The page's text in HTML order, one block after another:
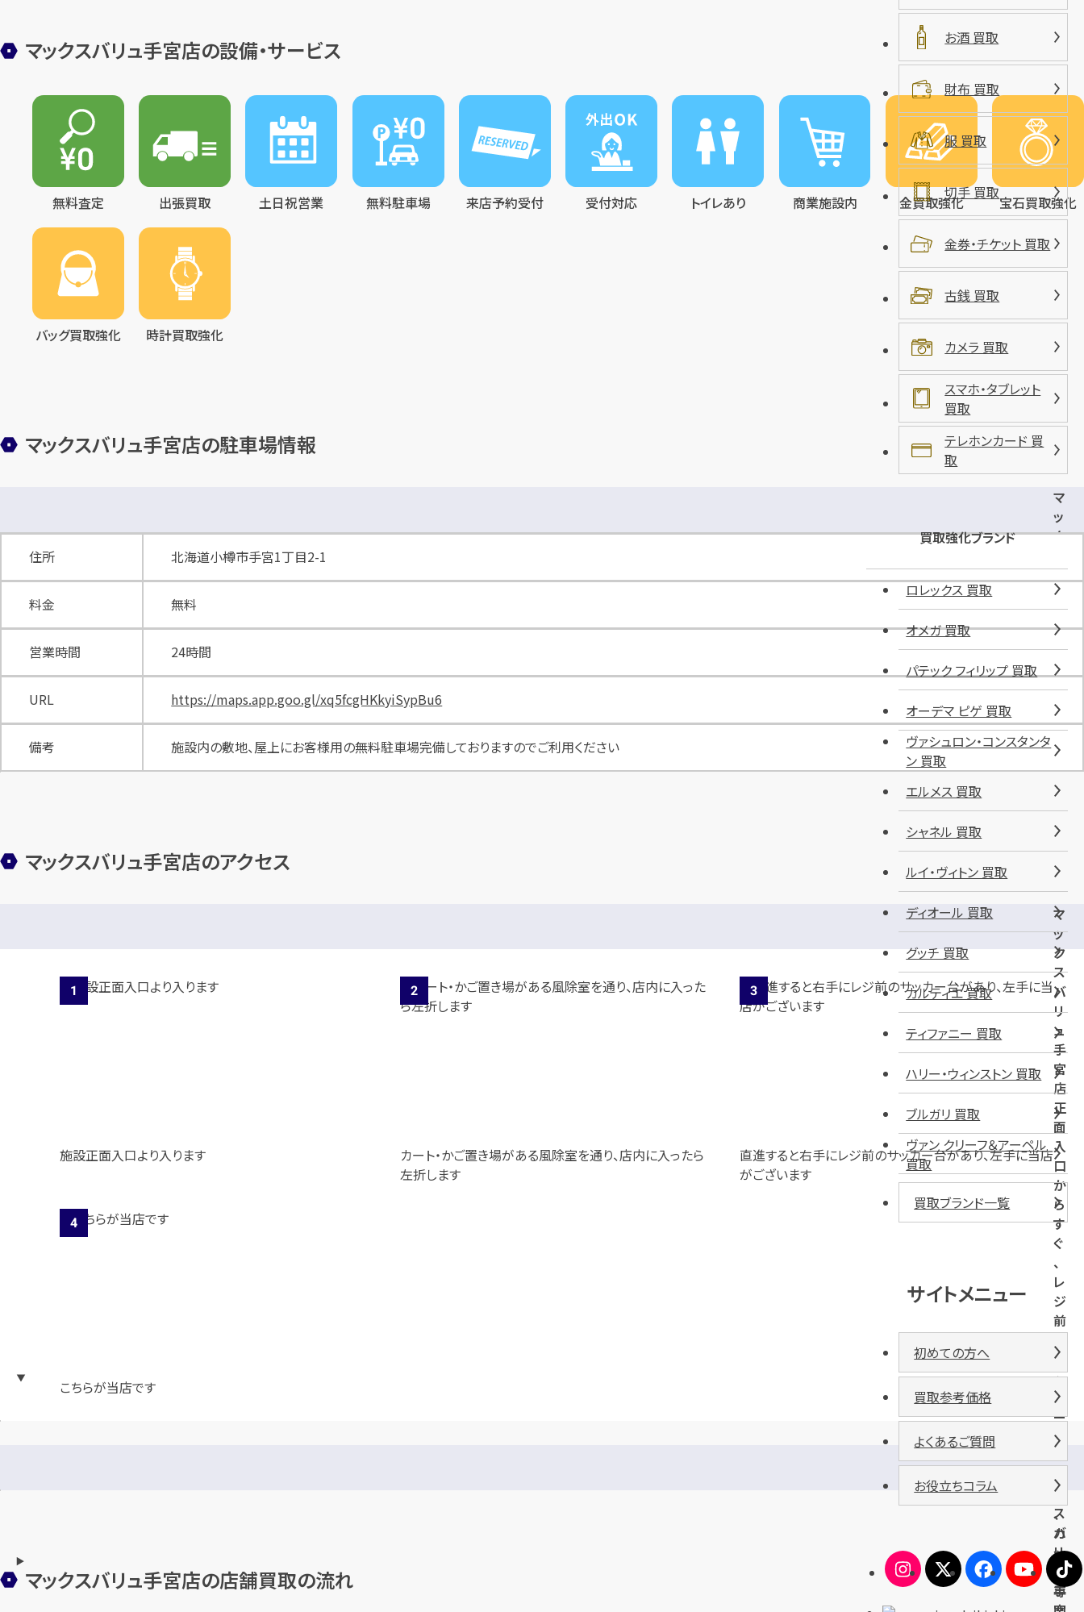
マックスバリュ手宮店の設備・サービス
無料査定 出張買取 土日祝営業 無料駐車場 来店予約受付 受付対応 トイレあり 商業施設内 金買取強化 宝石買取強化
バッグ買取強化 時計買取強化
マックスバリュ手宮店の駐車場情報
マ
ッ
ク
バ
リ
ュ
手
宮
駐
車
場
住所 北海道小樽市手宮1丁目2-1
料金 無料
営業時間 24時間
URL https://maps.app.goo.gl/xq5fcgHKkyiSypBu6
備考 施設内の敷地、屋上にお客様用の無料駐車場完備しておりますのでご利用ください
マックスバリュ手宮店のアクセス
マ
ッ
ク
ス
バ
リ
ュ
手
宮
店
正
面
入
口
か
ら
す
ぐ
、
レ
ジ
前
の
サ
ッ
カ
ー
台
の
正
面
、
カ
ッ
ト
専
施設正面入口より入ります
カート・かご置き場がある風除室を通り、店内に入ったら
左折します
直進すると右手にレジ前のサッカー台があり、左手に当店
がございます
こちらが当店です
ッ
ク
ス
バ
リ
ュ
手
マックスバリュ手宮店の店舗買取の流れ
お酒 買取
財布 買取
服 買取
切手 買取
金券・チケット 買取
古銭 買取
カメラ 買取
スマホ・タブレット
買取
テレホンカード 買
取
買取強化ブランド
ロレックス 買取
オメガ 買取
パテック フィリップ 買取
オーデマ ピゲ 買取
ヴァシュロン・コンスタンタ
ン 買取
エルメス 買取
シャネル 買取
ルイ・ヴィトン 買取
ディオール 買取
グッチ 買取
カルティエ 買取
ティファニー 買取
ハリー・ウィンストン 買取
ブルガリ 買取
ヴァン クリーフ＆アーペル
買取
買取ブランド一覧
サイトメニュー
初めての方へ
買取参考価格
よくあるご質問
お役立ちコラム